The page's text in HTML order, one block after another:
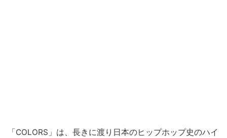
「COLORS」は、長きに渡り日本のヒップホップ史のハイ